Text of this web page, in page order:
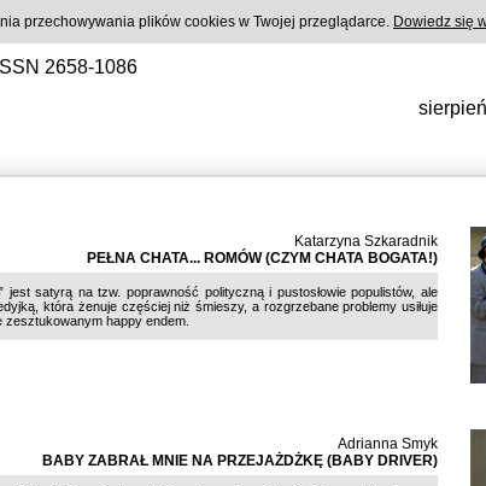
ISSN 2658-1086
Katarzyna Szkaradnik
PEŁNA CHATA... ROMÓW (CZYM CHATA BOGATA!)
jest satyrą na tzw. poprawność polityczną i pustosłowie populistów, ale
która żenuje częściej niż śmieszy, a rozgrzebane problemy usiłuje
happy endem.
Adrianna Smyk
BABY ZABRAŁ MNIE NA PRZEJAŻDŻKĘ (BABY DRIVER)
przechowywania plików cookies w Twojej przeglądarce. Dowiedz się